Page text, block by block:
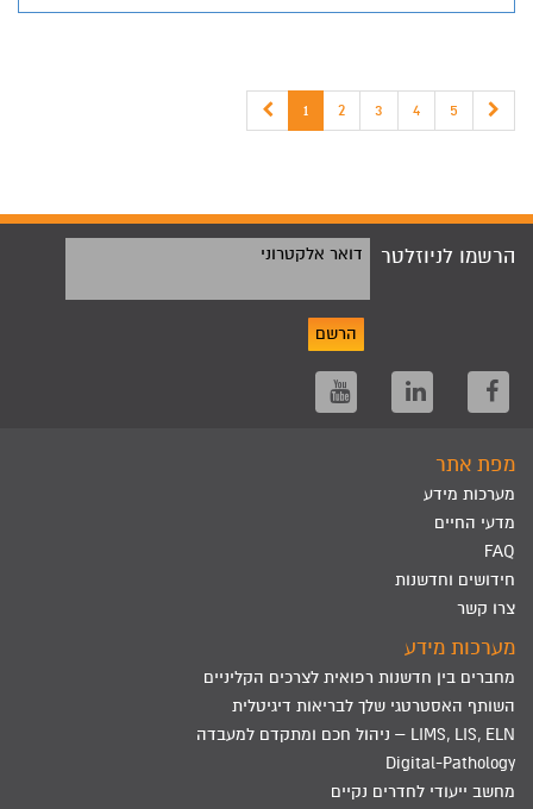
1 2 3 4 5
הרשמו לניוזלטר דואר אלקטרוני
הרשם
מפת אתר
מערכות מידע
מדעי החיים
FAQ
חידושים וחדשנות
צרו קשר
מערכות מידע
מחברים בין חדשנות רפואית לצרכים הקליניים
השותף האסטרטגי שלך לבריאות דיגיטלית
LIMS, LIS, ELN – ניהול חכם ומתקדם למעבדה
Digital-Pathology
מחשב ייעודי לחדרים נקיים